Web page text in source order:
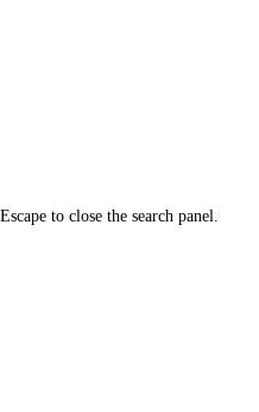
to close the search panel.